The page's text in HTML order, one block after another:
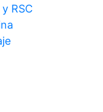
RSC